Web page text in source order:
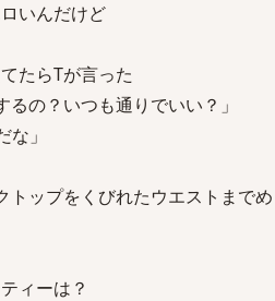
いんだけど
たらTが言った
るの？いつも通りでいい？」
な」
トップをくびれたウエストまで
ィーは？